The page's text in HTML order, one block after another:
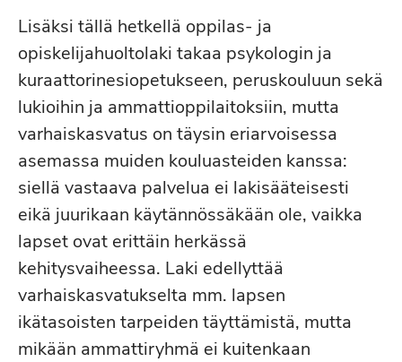
Lisäksi tällä hetkellä oppilas- ja
opiskelijahuoltolaki takaa psykologin ja
kuraattorinesiopetukseen, peruskouluun sekä
lukioihin ja ammattioppilaitoksiin, mutta
varhaiskasvatus on täysin eriarvoisessa
asemassa muiden kouluasteiden kanssa:
siellä vastaava palvelua ei lakisääteisesti
eikä juurikaan käytännössäkään ole, vaikka
lapset ovat erittäin herkässä
kehitysvaiheessa. Laki edellyttää
varhaiskasvatukselta mm. lapsen
ikätasoisten tarpeiden täyttämistä, mutta
mikään ammattiryhmä ei kuitenkaan